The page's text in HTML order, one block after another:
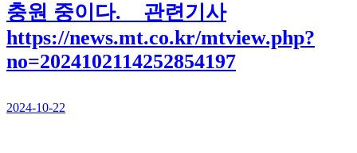
충원 중이다. 관련기사
https://news.mt.co.kr/mtview.php?
no=2024102114252854197
2024-10-22